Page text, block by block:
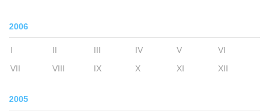
2006
I II III IV V
VI
VII
VIII IX X XI XII
2005